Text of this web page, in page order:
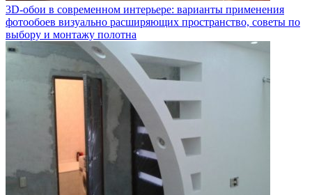
3D-обои в современном интерьере: варианты применения
фотообоев визуально расширяющих пространство, советы по
выбору и монтажу полотна